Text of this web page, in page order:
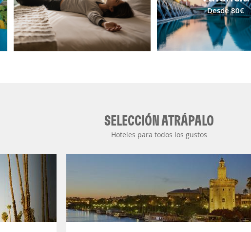
Desde80€
SELECCIÓN ATRÁPALO
Hoteles para todos los gustos